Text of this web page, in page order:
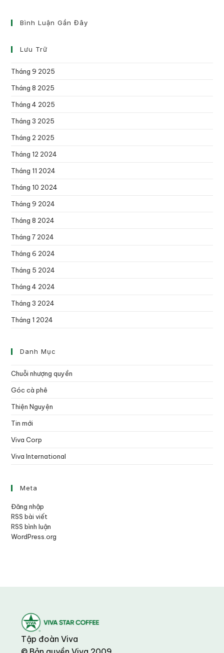
Bình Luận Gần Đây
Lưu Trữ
Tháng 9 2025
Tháng 8 2025
Tháng 4 2025
Tháng 3 2025
Tháng 2 2025
Tháng 12 2024
Tháng 11 2024
Tháng 10 2024
Tháng 9 2024
Tháng 8 2024
Tháng 7 2024
Tháng 6 2024
Tháng 5 2024
Tháng 4 2024
Tháng 3 2024
Tháng 1 2024
Danh Mục
Chuỗi nhượng quyền
Góc cà phê
Thiện Nguyện
Tin mới
Viva Corp
Viva International
Meta
Đăng nhập
RSS bài viết
RSS bình luận
WordPress.org
Tập đoàn Viva